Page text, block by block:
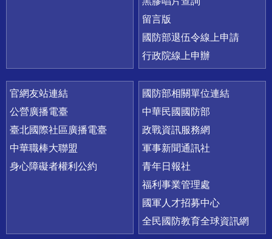
留言版
國防部退伍令線上申請
行政院線上申辦
官網友站連結
公營廣播電臺
臺北國際社區廣播電臺
中華職棒大聯盟
身心障礙者權利公約
國防部相關單位連結
中華民國國防部
政戰資訊服務網
軍事新聞通訊社
青年日報社
福利事業管理處
國軍人才招募中心
全民國防教育全球資訊網